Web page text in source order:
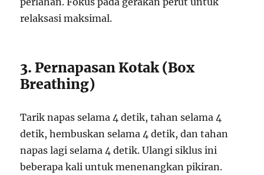
relaksasi maksimal.
3. Pernapasan Kotak (Box
Breathing)
Tarik napas selama 4 detik, tahan selama 4
detik, hembuskan selama 4 detik, dan tahan
napas lagi selama 4 detik. Ulangi siklus ini
beberapa kali untuk menenangkan pikiran.